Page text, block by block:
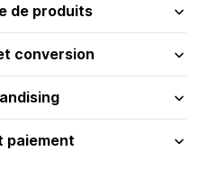
de produits
conversion
paiement